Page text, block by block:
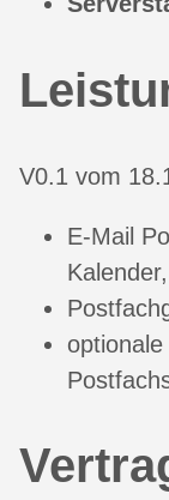
V0.1 vom
E-Mail